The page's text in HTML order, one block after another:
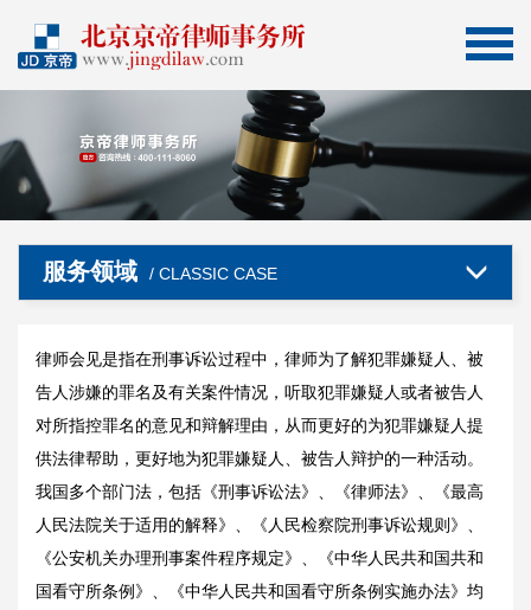
服务领域 / CLASSIC CASE
律师会见是指在刑事诉讼过程中，律师为了解犯罪嫌疑人、被
告人涉嫌的罪名及有关案件情况，听取犯罪嫌疑人或者被告人
对所指控罪名的意见和辩解理由，从而更好的为犯罪嫌疑人提
供法律帮助，更好地为犯罪嫌疑人、被告人辩护的一种活动。
我国多个部门法，包括《刑事诉讼法》、《律师法》、《最高
人民法院关于适用的解释》、《人民检察院刑事诉讼规则》、
《公安机关办理刑事案件程序规定》、《中华人民共和国共和
国看守所条例》、《中华人民共和国看守所条例实施办法》均